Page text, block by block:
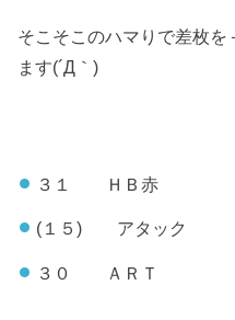
そこそこのハマりで差枚を
ます(´Д｀)
３１ ＨＢ赤
(１５) アタック
３０ ＡＲＴ